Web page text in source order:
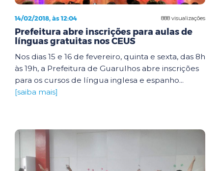
888 visualizações
14/02/2018, às 12:04
Prefeitura abre inscrições para aulas de
línguas gratuitas nos CEUS
Nos dias 15 e 16 de fevereiro, quinta e sexta, das 8h
às 19h, a Prefeitura de Guarulhos abre inscrições
para os cursos de língua inglesa e espanho...
[saiba mais]